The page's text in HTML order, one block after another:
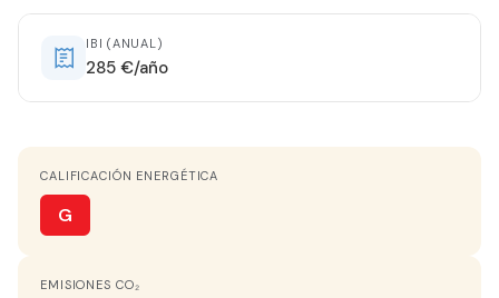
ESTADO
Para reformar
ORIENTACIÓN
IBI (ANUAL)
285 €/año
CALIFICACIÓN ENERGÉTICA
G
EMISIONES CO₂